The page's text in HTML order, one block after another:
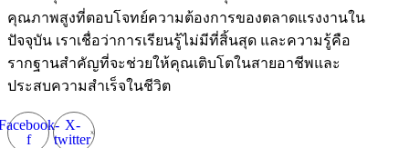
คุณภาพสูงที่ตอบโจทย์ความต้องการของตลาดแรงงานใน
ปัจจุบัน เราเชื่อว่าการเรียนรู้ไม่มีที่สิ้นสุด และความรู้คือ
รากฐานสำคัญที่จะช่วยให้คุณเติบโตในสายอาชีพและ
ประสบความสำเร็จในชีวิต
f
X-
twitter